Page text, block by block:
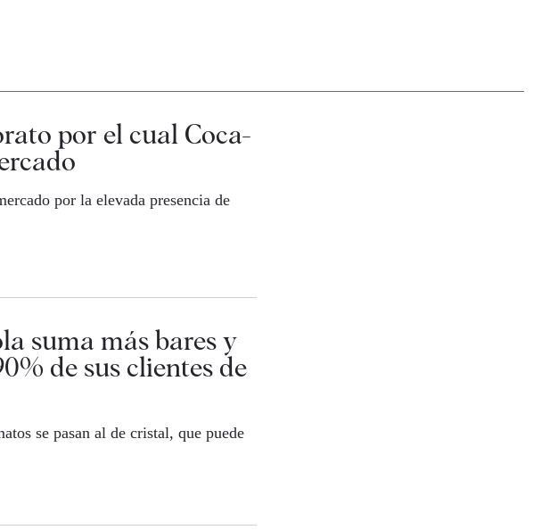
por el cual Coca-
por la elevada presencia de
suma más bares y
de sus clientes de
se pasan al de cristal, que puede